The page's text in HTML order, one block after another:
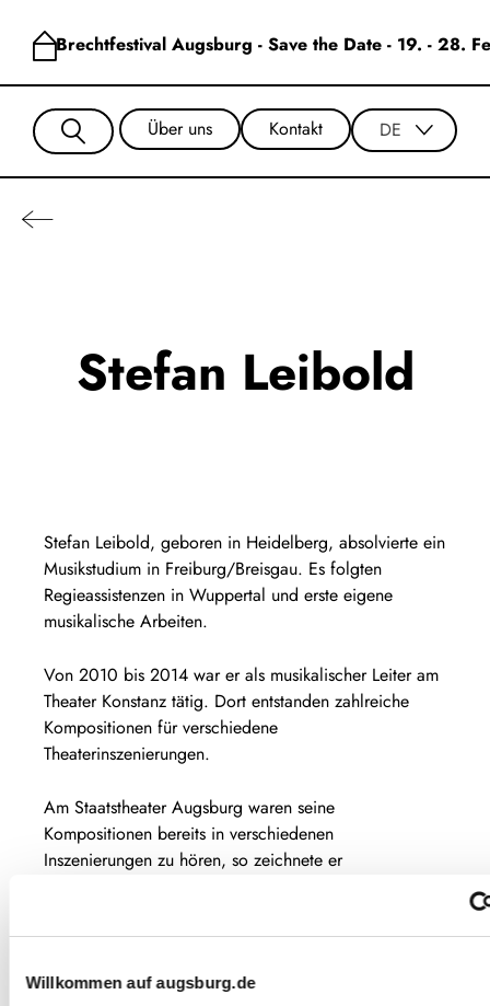
Willkommen auf augsburg.de
Brechtfestival Augsburg - Save the Date - 19. - 28.
Über uns Kontakt DE
Stefan Leibold
Stefan Leibold, geboren in Heidelberg, absolvierte ein
Musikstudium in Freiburg/Breisgau. Es folgten
Regieassistenzen in Wuppertal und erste eigene
musikalische Arbeiten.
Von 2010 bis 2014 war er als musikalischer Leiter am
Theater Konstanz tätig. Dort entstanden zahlreiche
Kompositionen für verschiedene
Theaterinszenierungen.
Am Staatstheater Augsburg waren seine
Kompositionen bereits in verschiedenen
Inszenierungen zu hören, so zeichnete er
Buchhaltung«, bei Georg Kaisers Gas-Trilogie und bei